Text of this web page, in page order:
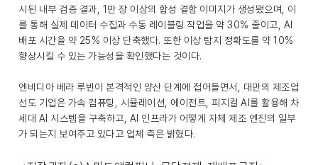
시된 내부 검증 결과, 1만 장 이상의 합성 결함 이미지가 생성됐으며, 이
를 통해 실제 데이터 수집과 수동 레이블링 작업을 약 30% 줄이고, AI
배포 시간을 약 25% 이상 단축했다. 또한 이상 탐지 정확도를 약 10%
향상시킬 수 있는 가능성을 확인했다는 것이다.
엔비디아 베라 루빈이 본격적인 양산 단계에 접어들면서, 대만의 제조업
선도 기업은 가속 컴퓨팅, 시뮬레이션, 에이전트, 피지컬 AI를 활용해 차
세대 AI 시스템을 구축하고, AI 인프라가 어떻게 자체 제조 엔진의 일부
가 되는지 보여주고 있다고 업체 측은 밝혔다.